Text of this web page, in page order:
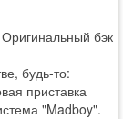
бэк
будь-то:
приставка
"Madboy".